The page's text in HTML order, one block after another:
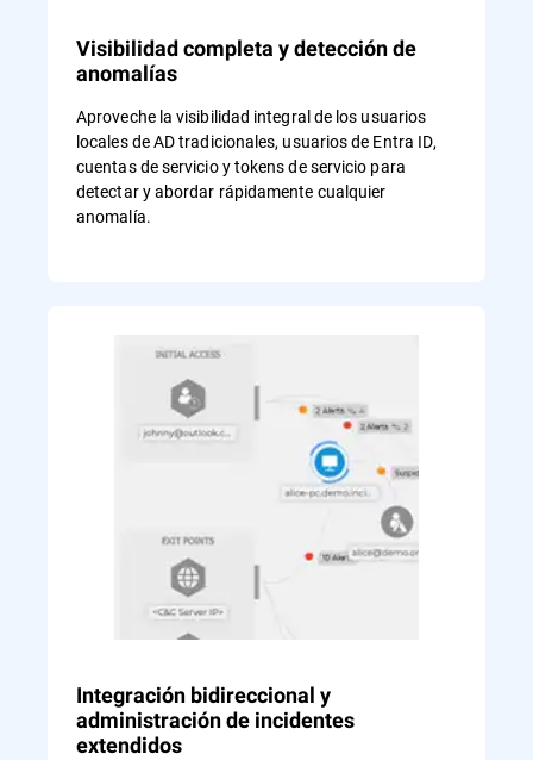
Visibilidad completa y detección de
anomalías
Aproveche la visibilidad integral de los usuarios
locales de AD tradicionales, usuarios de Entra ID,
cuentas de servicio y tokens de servicio para
detectar y abordar rápidamente cualquier
anomalía.
Integración bidireccional y
administración de incidentes
extendidos